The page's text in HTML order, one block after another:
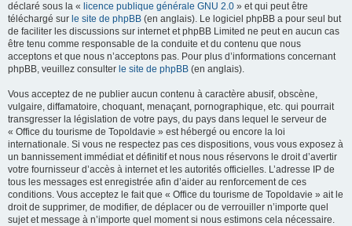
déclaré sous la « licence publique générale GNU 2.0 » et qui peut être
téléchargé sur le site de phpBB (en anglais). Le logiciel phpBB a pour seul but
de faciliter les discussions sur internet et phpBB Limited ne peut en aucun cas
être tenu comme responsable de la conduite et du contenu que nous
acceptons et que nous n’acceptons pas. Pour plus d’informations concernant
phpBB, veuillez consulter le site de phpBB (en anglais).
Vous acceptez de ne publier aucun contenu à caractère abusif, obscène,
vulgaire, diffamatoire, choquant, menaçant, pornographique, etc. qui pourrait
transgresser la législation de votre pays, du pays dans lequel le serveur de
« Office du tourisme de Topoldavie » est hébergé ou encore la loi
internationale. Si vous ne respectez pas ces dispositions, vous vous exposez à
un bannissement immédiat et définitif et nous nous réservons le droit d’avertir
votre fournisseur d’accès à internet et les autorités officielles. L’adresse IP de
tous les messages est enregistrée afin d’aider au renforcement de ces
conditions. Vous acceptez le fait que « Office du tourisme de Topoldavie » ait le
droit de supprimer, de modifier, de déplacer ou de verrouiller n’importe quel
sujet et message à n’importe quel moment si nous estimons cela nécessaire.